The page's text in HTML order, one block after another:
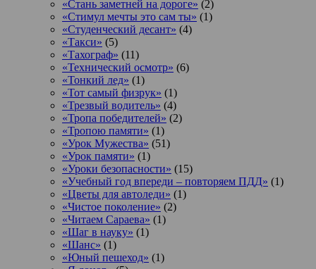
«Стань заметней на дороге» (2)
«Стимул мечты это сам ты» (1)
«Студенческий десант» (4)
«Такси» (5)
«Тахограф» (11)
«Технический осмотр» (6)
«Тонкий лед» (1)
«Тот самый физрук» (1)
«Трезвый водитель» (4)
«Тропа победителей» (2)
«Тропою памяти» (1)
«Урок Мужества» (51)
«Урок памяти» (1)
«Уроки безопасности» (15)
«Учебный год впереди – повторяем ПДД» (1)
«Цветы для автоледи» (1)
«Чистое поколение» (2)
«Читаем Сараева» (1)
«Шаг в науку» (1)
«Шанс» (1)
«Юный пешеход» (1)